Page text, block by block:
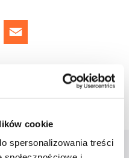
cookie
spersonalizowania treści